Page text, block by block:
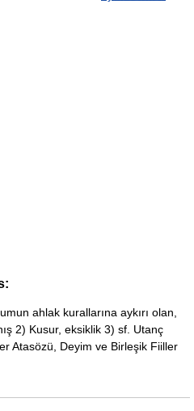
ahlak kurallarına aykırı olan,
2) Kusur, eksiklik 3) sf. Utanç
Atasözü, Deyim ve Birleşik Fiiller